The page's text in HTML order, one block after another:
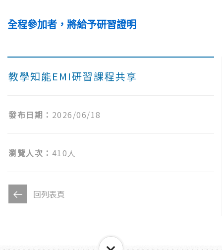
教學知能EMI研習課程共享
發布日期： 2026/06/18
瀏覽人次： 410人
回列表頁
全程參加者，將給予研習證明